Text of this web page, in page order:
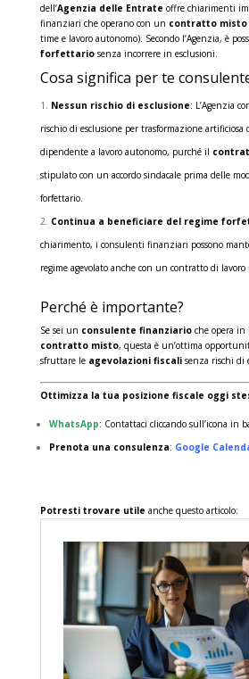
dell’Agenzia delle Entrate offre chiarimenti
finanziari che operano con un contratto misto
time e lavoro autonomo). Secondo l’Agenzia, è
forfettariosenza incorrere in esclusioni.
Cosa significa per te
Nessun rischio di esclusione: L’Agenzia
rischio di esclusione per trasformazione artificiosa
dipendente a lavoro autonomo, purché il
stipulato con un accordo sindacale prima delle
forfettario.
Continua a beneficiare del regime
chiarimento, i consulenti finanziari possono
regime agevolato anche con un contratto di lavoro
Perché è importante?
Se sei un consulente finanziarioche opera in
contratto misto, questa è un’ottima
sfruttare le agevolazioni fiscalisenza rischi di
Ottimizza la tua posizione fiscale oggi
WhatsApp: Contattaci cliccando sull’icona in
Prenota una consulenza: Google
Potresti trovare utile anche questo articolo: